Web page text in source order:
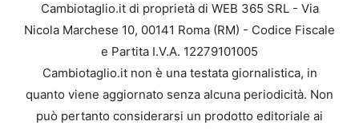
Cambiotaglio.it di proprietà di WEB 365 SRL - Via
Nicola Marchese 10, 00141 Roma (RM) - Codice Fiscale
e Partita I.V.A. 12279101005
Cambiotaglio.it non è una testata giornalistica, in
quanto viene aggiornato senza alcuna periodicità. Non
può pertanto considerarsi un prodotto editoriale ai